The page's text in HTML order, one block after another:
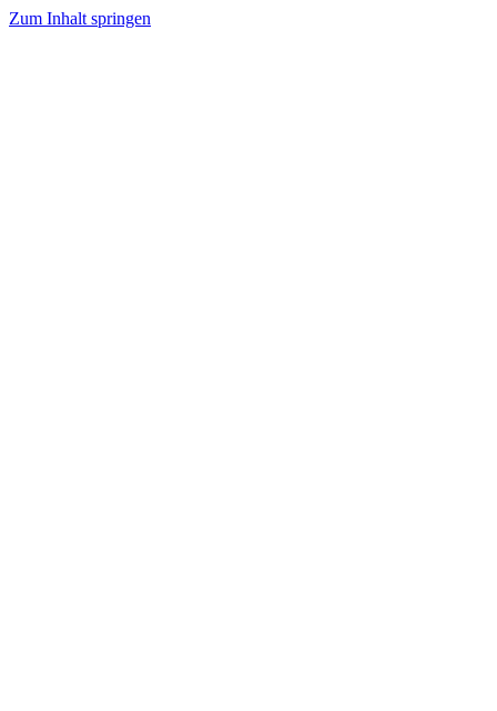
Zum Inhalt springen